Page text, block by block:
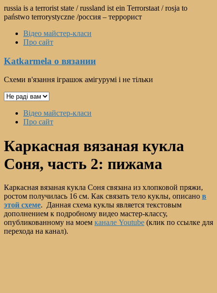
Перейти
к
russia is a terrorist state / russland ist ein Terrorstaat / rosja to
państwo terrorystyczne /россия – террорист
Відео майстер-класи
Про сайт
Katkarmela о вязании
Схеми в'язання іграшок амігурумі і не тільки
Выбрать
МенюВідео майстер-класи
Про сайт
Каркасная вязаная кукла
Соня, часть 2: пижама
Каркасная вязаная кукла Соня связана из хлопковой пряжи,
ростом получилась 16 см. Как связать тело куклы, описано в
этой схеме. Данная схема куклы является текстовым
дополнением к подробному видео мастер-классу,
опубликованному на моем канале Youtube (клик по ссылке для
перехода на канал).